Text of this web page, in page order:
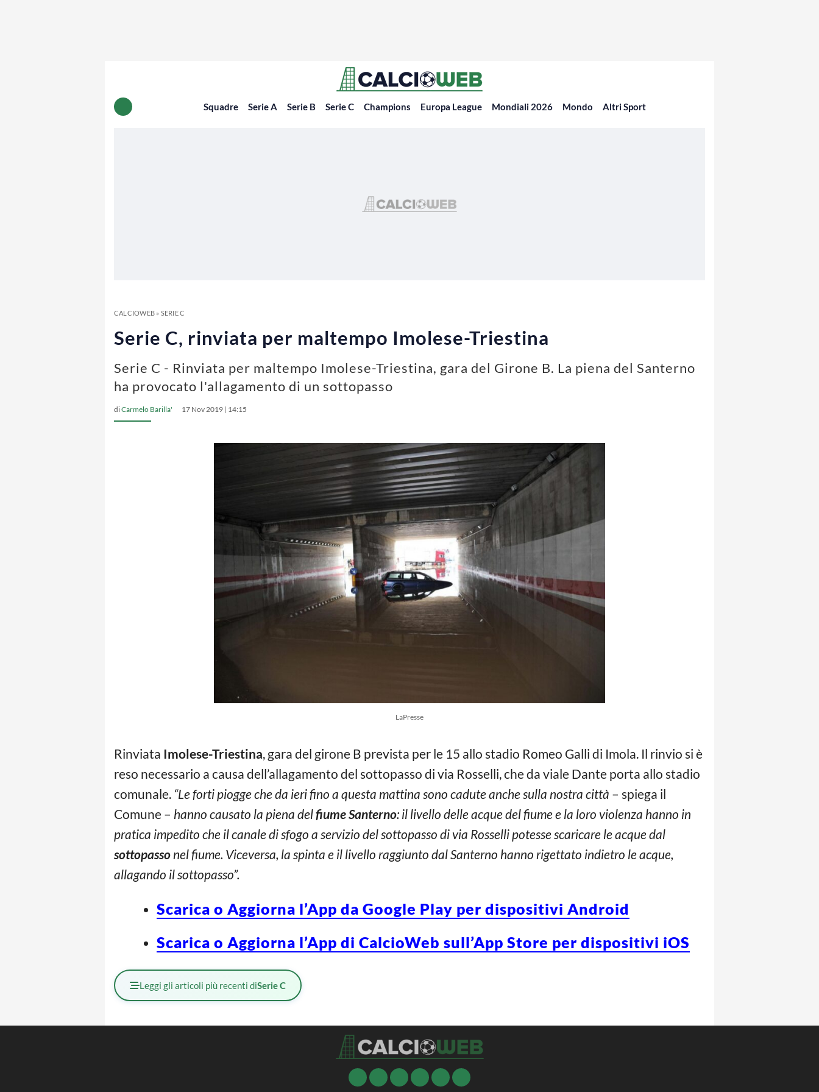
Squadre Serie A Serie B Serie C Champions Europa League Mondiali 2026 Mondo Altri Sport
CALCIOWEB» SERIE C
Serie C, rinviata per maltempo Imolese-Triestina
Serie C - Rinviata per maltempo Imolese-Triestina, gara del Girone B. La piena del Santerno
ha provocato l'allagamento di un sottopasso
diCarmelo Barilla' 17 Nov 2019 | 14:15
LaPresse
Rinviata Imolese-Triestina, gara del girone B prevista per le 15 allo stadio Romeo Galli di Imola. Il rinvio si è
reso necessario a causa dell’allagamento del sottopasso di via Rosselli, che da viale Dante porta allo stadio
comunale. “Le forti piogge che da ieri fino a questa mattina sono cadute anche sulla nostra città – spiega il
Comune – hanno causato la piena delfiume Santerno: il livello delle acque del fiume e la loro violenza hanno in
pratica impedito che il canale di sfogo a servizio del sottopasso di via Rosselli potesse scaricare le acque dal
sottopasso nel fiume. Viceversa, la spinta e il livello raggiunto dal Santerno hanno rigettato indietro le acque,
allagando il sottopasso”.
Scarica o Aggiorna l’App da Google Play per dispositivi Android
Scarica o Aggiorna l’App di CalcioWeb sull’App Store per dispositivi iOS
Leggi gli articoli più recenti diSerie C